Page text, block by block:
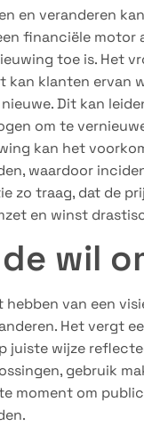
en veranderen
financiële
toe is. Het
kan klanten ervan
Dit kan
om te
kan het
waardoor
zo traag, dat de
en winst
wil
van een
Het vergt
juiste wijze
gebruik
moment om